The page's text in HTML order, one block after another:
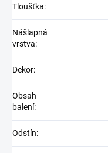
Tloušťka:
Nášlapná
vrstva:
Dekor:
Obsah
balení:
Odstín: